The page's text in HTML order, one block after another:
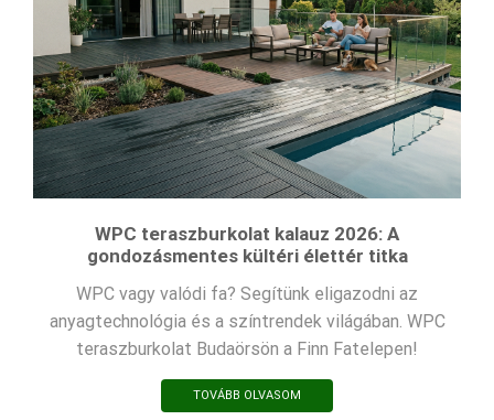
WPC teraszburkolat kalauz 2026: A
gondozásmentes kültéri élettér titka
WPC vagy valódi fa? Segítünk eligazodni az
anyagtechnológia és a színtrendek világában. WPC
teraszburkolat Budaörsön a Finn Fatelepen!
TOVÁBB OLVASOM